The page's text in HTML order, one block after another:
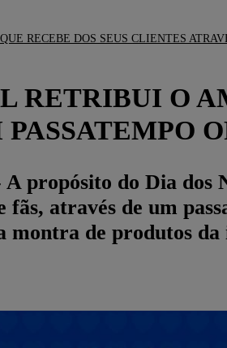
RECEBE DOS SEUS CLIENTES
RETRIBUI O
A propósito do Dia
fãs, através de um
montra de produtos da